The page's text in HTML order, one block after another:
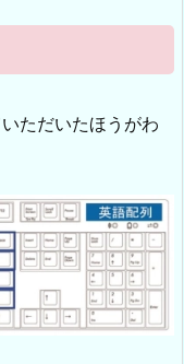
ただいたほうがわ